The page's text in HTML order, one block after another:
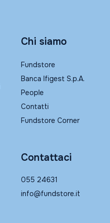
Chi siamo
Fundstore
Banca Ifigest S.p.A.
People
Contatti
Fundstore Corner
Contattaci
055 24631
info@fundstore.it